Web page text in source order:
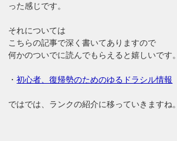
った感じです。
それについては
こちらの記事で深く書いてありますので
何かのついでに読んでもらえると嬉しいです。
・初心者、復帰勢のためのゆるドラシル情報
ではでは、ランクの紹介に移っていきますね。